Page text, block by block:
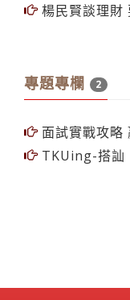
楊民賢談理財
專題專欄 2
面試實戰攻略
TKUing-搭訕